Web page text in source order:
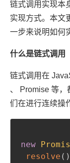
链式调用实现本
实现方式。本文
一步来说明如何
什么是链式调用
链式调用在
、 Promise 等
们在进行连续操
new
resolve ( )